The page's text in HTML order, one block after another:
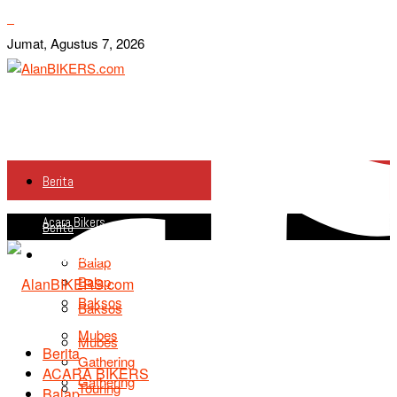
Jumat, Agustus 7, 2026
Berita
Acara Bikers
Balap
Baksos
Mubes
Gathering
Berita
Acara Bikers
Balap
Baksos
Mubes
Gathering
Touring
Berita
ACARA BIKERS